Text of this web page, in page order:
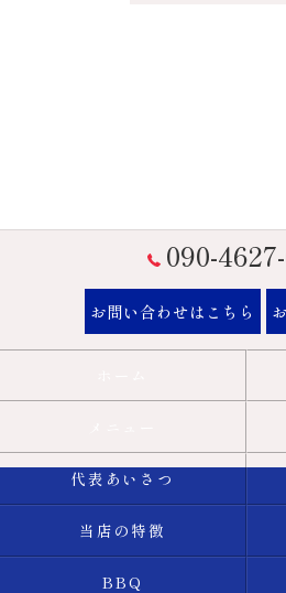
090-
お問い合わせはこちら
代表あいさつ
当店の特徴
BBQ